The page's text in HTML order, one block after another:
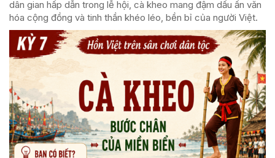
dân gian hấp dẫn trong lễ hội, cà kheo mang đậm dấu ấn văn
hóa cộng đồng và tinh thần khéo léo, bền bỉ của người Việt.